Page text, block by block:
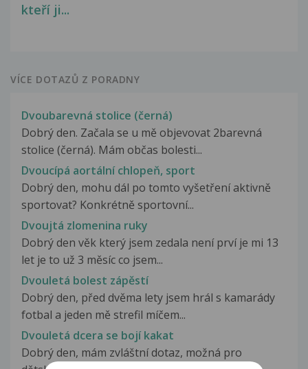
kteří ji...
VÍCE DOTAZŮ Z PORADNY
Dvoubarevná stolice (černá)
Dobrý den. Začala se u mě objevovat 2barevná
stolice (černá). Mám občas bolesti...
Dvoucípá aortální chlopeň, sport
Dobrý den, mohu dál po tomto vyšetření aktivně
sportovat? Konkrétně sportovní...
Dvoujtá zlomenina ruky
Dobrý den věk který jsem zedala není prví je mi 13
let je to už 3 měsíc co jsem...
Dvouletá bolest zápěstí
Dobrý den, před dvěma lety jsem hrál s kamarády
fotbal a jeden mě strefil míčem...
Dvouletá dcera se bojí kakat
Dobrý den, mám zvláštní dotaz, možná pro